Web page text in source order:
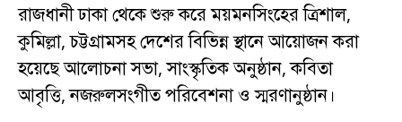
রাজধানী ঢাকা থেকে শুরু করে ময়মনসিংহের ত্রিশাল,
কুমিল্লা, চট্টগ্রামসহ দেশের বিভিন্ন স্থানে আয়োজন করা
হয়েছে আলোচনা সভা, সাংস্কৃতিক অনুষ্ঠান, কবিতা
আবৃত্তি, নজরুলসংগীত পরিবেশনা ও স্মরণানুষ্ঠান।